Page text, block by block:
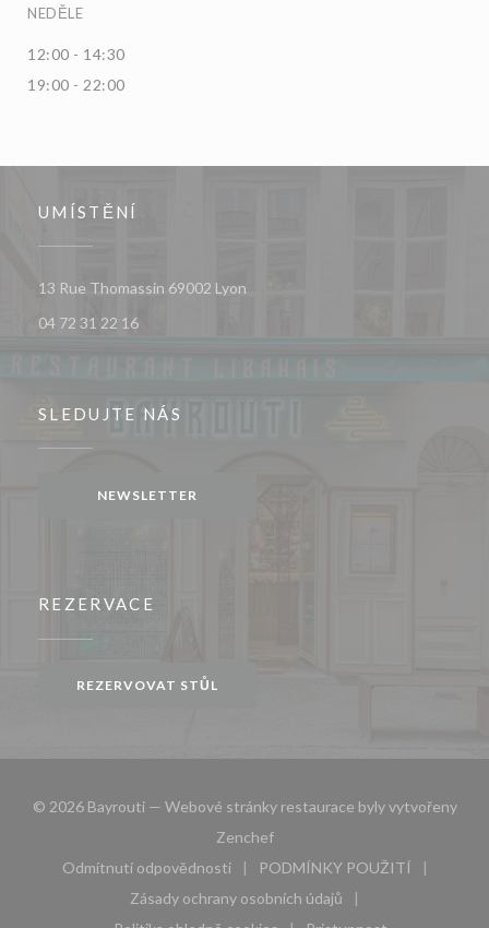
NEDĚLE
12:00 - 14:30
19:00 - 22:00
UMÍSTĚNÍ
13 Rue Thomassin 69002 Lyon
04 72 31 22 16
SLEDUJTE NÁS
NEWSLETTER
REZERVACE
REZERVOVAT STŮL
© 2026 Bayrouti — Webové stránky restaurace byly vytvořeny
Zenchef((otevře se v novém okně))
Odmítnutí odpovědnosti
((otevře se v novém okně))
PODMÍNKY POUŽITÍ
((otevře se v novém
Zásady ochrany osobních údajů
((otevře se v novém okně))